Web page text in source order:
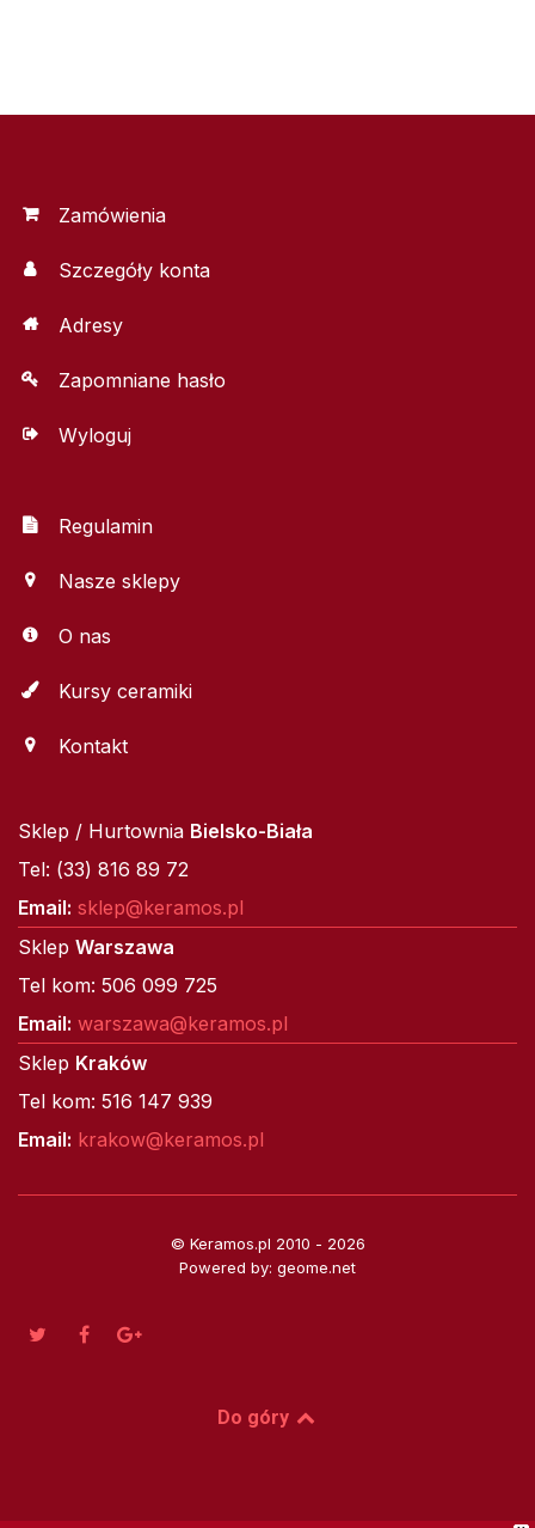
Zamówienia
Szczegóły konta
Adresy
Zapomniane hasło
Wyloguj
Regulamin
Nasze sklepy
O nas
Kursy ceramiki
Kontakt
Sklep / Hurtownia Bielsko-Biała
Tel: (33) 816 89 72
Email: sklep@keramos.pl
Sklep Warszawa
Tel kom: 506 099 725
Email: warszawa@keramos.pl
Sklep Kraków
Tel kom: 516 147 939
Email: krakow@keramos.pl
© Keramos.pl 2010 - 2026
Powered by: geome.net
Do góry